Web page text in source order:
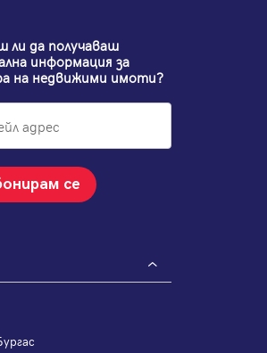
ли да получаваш
информация за
на недвижими имоти?
се